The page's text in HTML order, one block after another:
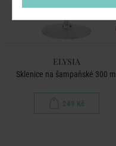
ELYSIA
Sklenice na šampaňské 300 ml
249 Kč